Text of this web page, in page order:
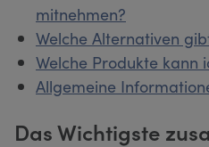
mitnehmen?
Welche Alternativen
Welche Produkte kann
Allgemeine
Das Wichtigste